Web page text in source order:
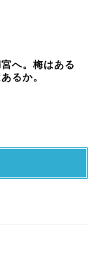
へ。梅はある
るか。